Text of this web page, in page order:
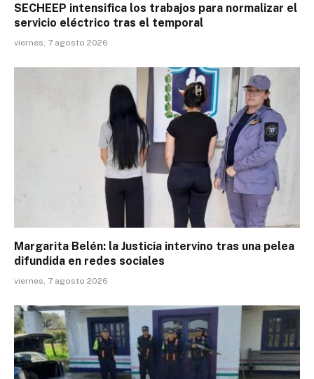
SECHEEP intensifica los trabajos para normalizar el
servicio eléctrico tras el temporal
viernes, 7 agosto 2026
Margarita Belén: la Justicia intervino tras una pelea
difundida en redes sociales
viernes, 7 agosto 2026